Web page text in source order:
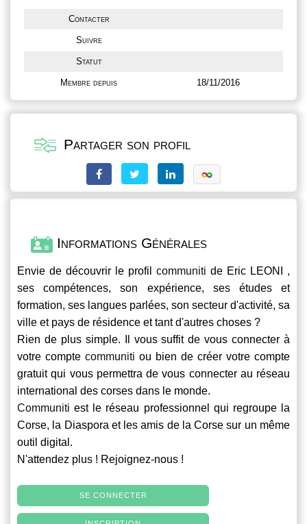
Contacter
Suivre
Statut
Membre depuis 18/11/2016
Partager son profil
Informations Générales
Envie de découvrir le profil communiti de Eric LEONI ,
ses compétences, son expérience, ses études et
formation, ses langues parlées, son secteur d'activité, sa
ville et pays de résidence et tant d'autres choses ?
Rien de plus simple. Il vous suffit de vous connecter à
votre compte communiti ou bien de créer votre compte
gratuit qui vous permettra de vous connecter au réseau
international des corses dans le monde.
Communiti est le réseau professionnel qui regroupe la
Corse, la Diaspora et les amis de la Corse sur un même
outil digital.
N'attendez plus ! Rejoignez-nous !
SE CONNECTER